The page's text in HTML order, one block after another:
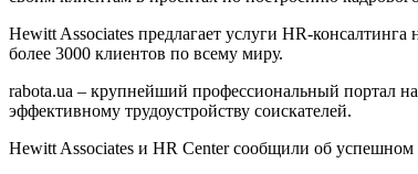
Hewitt Associates предлагает услуги HR-
более 3000 клиентов по всему миру.
rabota.ua – крупнейший профессиональный портал
эффективному трудоустройству соискателей.
Hewitt Associates и HR Center сообщили об